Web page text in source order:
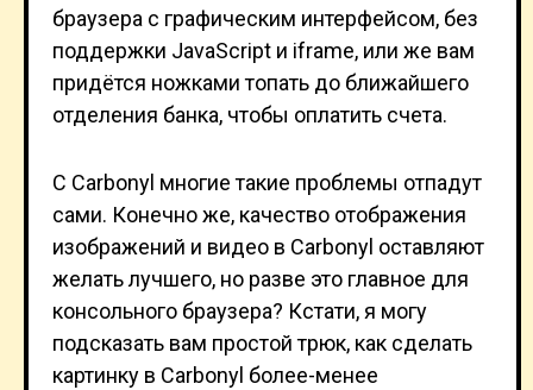
браузера с графическим интерфейсом, без
поддержки JavaScript и iframe, или же вам
придётся ножками топать до ближайшего
отделения банка, чтобы оплатить счета.
С Carbonyl многие такие проблемы отпадут
сами. Конечно же, качество отображения
изображений и видео в Carbonyl оставляют
желать лучшего, но разве это главное для
консольного браузера? Кстати, я могу
подсказать вам простой трюк, как сделать
картинку в Carbonyl более-менее